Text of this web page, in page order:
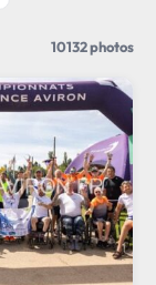
10132 photos